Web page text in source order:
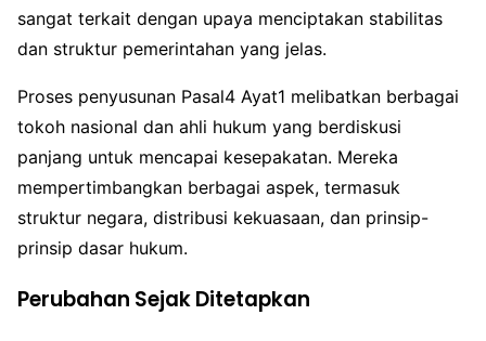
sangat terkait dengan upaya menciptakan stabilitas
dan struktur pemerintahan yang jelas.
Proses penyusunan Pasal4 Ayat1 melibatkan berbagai
tokoh nasional dan ahli hukum yang berdiskusi
panjang untuk mencapai kesepakatan. Mereka
mempertimbangkan berbagai aspek, termasuk
struktur negara, distribusi kekuasaan, dan prinsip-
prinsip dasar hukum.
Perubahan Sejak Ditetapkan